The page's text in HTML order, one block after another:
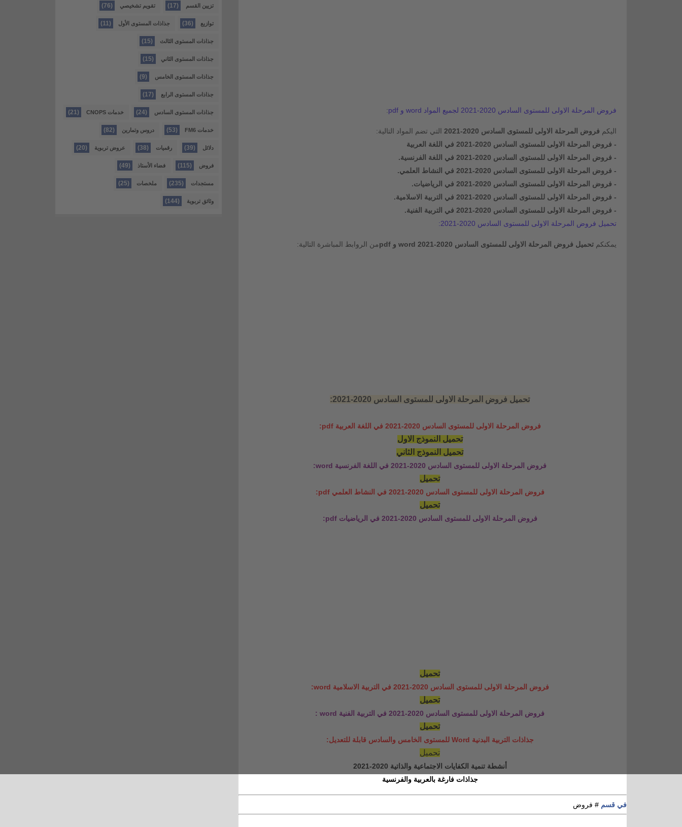
فروض المرحلة الاولى للمستوى السادس 2020-2021 لجميع المواد word و pdf :
اليكم فروض المرحلة الاولى للمستوى السادس 2020-2021
التي تضم المواد التالية:
- فروض المرحلة الاولى للمستوى السادس 2020-2021 في اللغة العربية
- فروض المرحلة الاولى للمستوى السادس 2020-2021 في اللغة الفرنسية.
- فروض المرحلة الاولى للمستوى السادس 2020-2021 في النشاط العلمي.
- فروض المرحلة الاولى للمستوى السادس 2020-2021 في الرياضيات.
- فروض المرحلة الاولى للمستوى السادس 2020-2021 في التربية الاسلامية.
- فروض المرحلة الاولى للمستوى السادس 2020-2021 في التربية الفنية.
تحميل فروض المرحلة الاولى للمستوى السادس 2020-2021:
يمكنكم تحميل فروض المرحلة الاولى للمستوى السادس 2020-2021 word و pdf من الروابط المباشرة التالية:
تحميل فروض المرحلة الاولى للمستوى السادس 2020-2021:
فروض المرحلة الاولى للمستوى السادس 2020-2021 في اللغة العربية pdf
:
تحميل النموذج الاول
تحميل النموذج الثاني
فروض المرحلة الاولى للمستوى السادس 2020-2021 في اللغة الفرنسية word
:
تحميل
فروض المرحلة الاولى للمستوى السادس 2020-2021 في النشاط العلمي pdf
:
تحميل
فروض المرحلة الاولى للمستوى السادس 2020-2021 في الرياضيات pdf
:
تحميل
فروض المرحلة الاولى للمستوى السادس 2020-2021 في التربية الاسلامية word
:
تحميل
فروض المرحلة الاولى للمستوى السادس 2020-2021 في التربية الفنية word
:
تحميل
جذاذات التربية البدنية Word للمستوى الخامس والسادس قابلة للتعديل :
تحميل
أنشطة تنمية الكفايات الاجتماعية والذاتية 2020-2021
جذاذات فارغة بالعربية والفرنسية
في قسم # فروض
تزيين القسم (17) تقويم تشخيصي (76)
توازيع (36) جذاذات المستوى الأول (11)
جذاذات المستوى الثالث (15)
جذاذات المستوى الثاني (15)
جذاذات المستوى الخامس (9)
جذاذات المستوى الرابع (17)
جذاذات المستوى السادس (24) خدمات CNOPS (21)
خدمات FM6 (53) دروس وتمارين (82)
دلائل (39) رقميات (38) عروض تربوية (20)
فروض (115) فضاء الأستاذ (49)
مستجدات (235) ملخصات (25)
وثائق تربوية (144)